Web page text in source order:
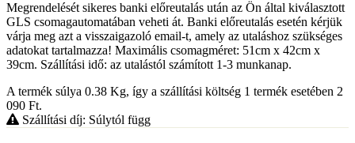
Megrendelését sikeres banki előreutalás után az Ön által kiválasztott
GLS csomagautomatában veheti át. Banki előreutalás esetén kérjük
várja meg azt a visszaigazoló email-t, amely az utaláshoz szükséges
adatokat tartalmazza! Maximális csomagméret: 51cm x 42cm x
39cm. Szállítási idő: az utalástól számított 1-3 munkanap.
A termék súlya 0.38 Kg, így a szállítási költség 1 termék esetében 2
090 Ft.
Szállítási díj: Súlytól függ